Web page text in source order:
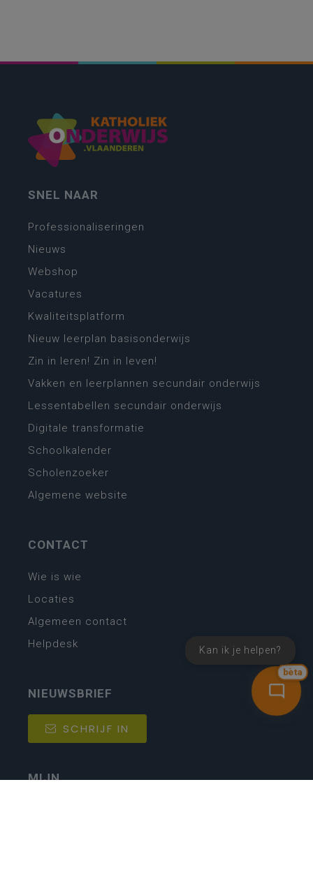
bèta
Kan ik je helpen?
SNEL NAAR
Professionaliseringen
Nieuws
Webshop
Vacatures
Kwaliteitsplatform
Nieuw leerplan basisonderwijs
Zin in leren! Zin in leven!
Vakken en leerplannen secundair onderwijs
Lessentabellen secundair onderwijs
Digitale transformatie
Schoolkalender
Scholenzoeker
Algemene website
CONTACT
Wie is wie
Locaties
Algemeen contact
Helpdesk
NIEUWSBRIEF
SCHRIJF IN
MIJN.